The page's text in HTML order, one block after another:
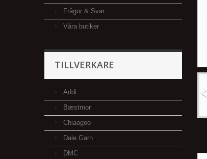
Frågor & Svar
Våra butiker
TILLVERKARE
Addi
Bæstmor
Chiaogoo
Dale Garn
DMC